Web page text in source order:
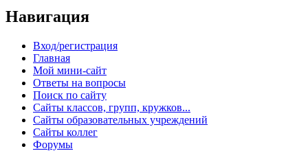
Навигация
Вход/регистрация
Главная
Мой мини-сайт
Ответы на вопросы
Поиск по сайту
Сайты классов, групп, кружков...
Сайты образовательных учреждений
Сайты коллег
Форумы